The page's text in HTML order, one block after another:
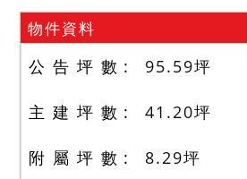
物件資料
公 告 坪 數 95.59坪
主 建 坪 數 41.20坪
附 屬 坪 數 8.29坪